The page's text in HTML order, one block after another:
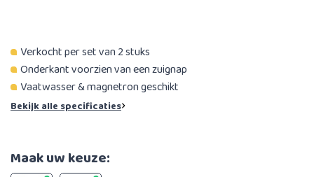
Verkocht per set van 2 stuks
Onderkant voorzien van een zuignap
Vaatwasser & magnetron geschikt
Bekijk alle specificaties
Maak uw keuze: